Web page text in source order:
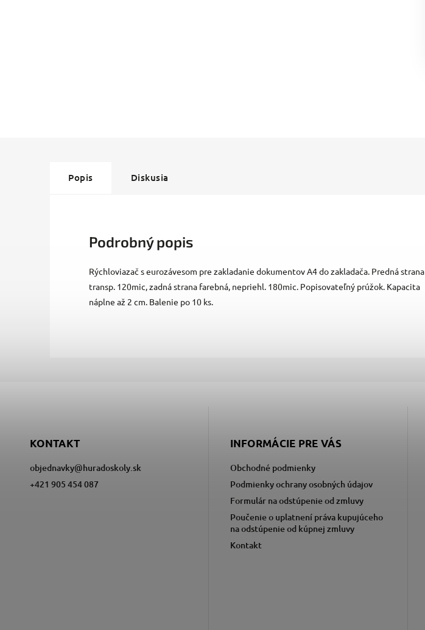
Popis Diskusia
Podrobný popis
Rýchloviazač s eurozávesom pre zakladanie dokumentov A4 do zakladača. Predná strana
transp. 120mic, zadná strana farebná, nepriehl. 180mic. Popisovateľný prúžok. Kapacita
náplne až 2 cm. Balenie po 10 ks.
KONTAKT
objednavky@huradoskoly.sk
+421 905 454 087
INFORMÁCIE PRE VÁS
Obchodné podmienky
Podmienky ochrany osobných údajov
Formulár na odstúpenie od zmluvy
Poučenie o uplatnení práva kupujúceho
na odstúpenie od kúpnej zmluvy
Kontakt